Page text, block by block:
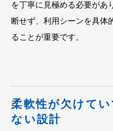
を丁寧に見極める必要があ
断せず、利用シーンを具体
ることが重要です。
柔軟性が欠けて
ない設計